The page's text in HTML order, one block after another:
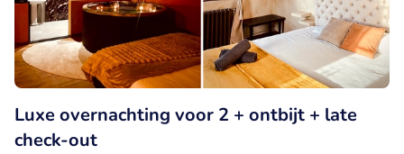
Luxe overnachting voor 2 + ontbijt + late
check-out